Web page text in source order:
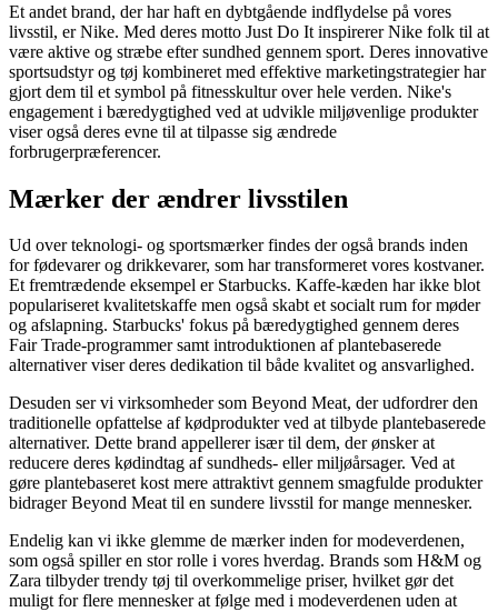
Et andet brand, der har haft en dybtgående indflydelse på vores
livsstil, er Nike. Med deres motto Just Do It inspirerer Nike folk til at
være aktive og stræbe efter sundhed gennem sport. Deres innovative
sportsudstyr og tøj kombineret med effektive marketingstrategier har
gjort dem til et symbol på fitnesskultur over hele verden. Nike's
engagement i bæredygtighed ved at udvikle miljøvenlige produkter
viser også deres evne til at tilpasse sig ændrede
forbrugerpræferencer.
Mærker der ændrer livsstilen
Ud over teknologi- og sportsmærker findes der også brands inden
for fødevarer og drikkevarer, som har transformeret vores kostvaner.
Et fremtrædende eksempel er Starbucks. Kaffe-kæden har ikke blot
populariseret kvalitetskaffe men også skabt et socialt rum for møder
og afslapning. Starbucks' fokus på bæredygtighed gennem deres
Fair Trade-programmer samt introduktionen af plantebaserede
alternativer viser deres dedikation til både kvalitet og ansvarlighed.
Desuden ser vi virksomheder som Beyond Meat, der udfordrer den
traditionelle opfattelse af kødprodukter ved at tilbyde plantebaserede
alternativer. Dette brand appellerer især til dem, der ønsker at
reducere deres kødindtag af sundheds- eller miljøårsager. Ved at
gøre plantebaseret kost mere attraktivt gennem smagfulde produkter
bidrager Beyond Meat til en sundere livsstil for mange mennesker.
Endelig kan vi ikke glemme de mærker inden for modeverdenen,
som også spiller en stor rolle i vores hverdag. Brands som H&M og
Zara tilbyder trendy tøj til overkommelige priser, hvilket gør det
muligt for flere mennesker at følge med i modeverdenen uden at